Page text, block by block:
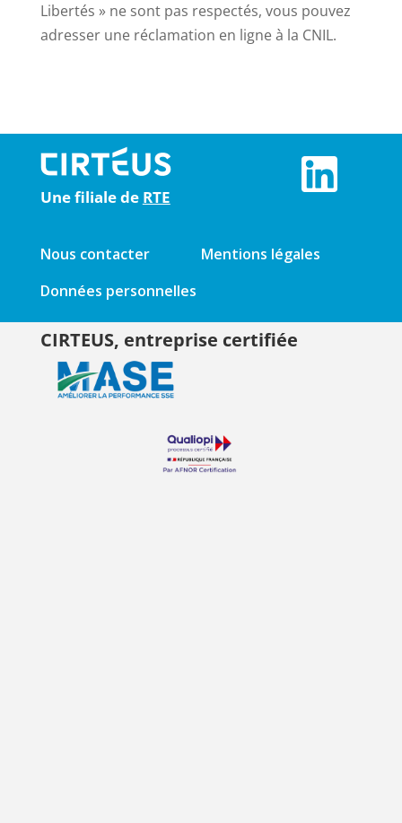
Libertés » ne sont pas respectés, vous pouvez
adresser une réclamation en ligne à la CNIL.
Une filiale de RTE
Nous contacter
Mentions légales
Données personnelles
CIRTEUS, entreprise certifiée